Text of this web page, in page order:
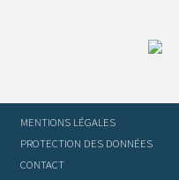
MENTIONS LÉGALES
PROTECTION DES DONNÉES
CONTACT